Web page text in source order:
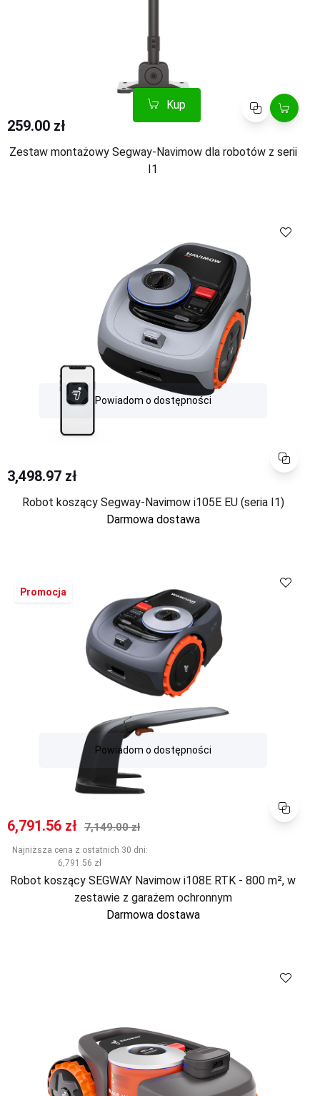
Kup Porównaj
259.00 zł
Zestaw montażowy Segway-Navimow dla robotów z serii
I1
Porównaj
Powiadom o dostępności
3,498.97 zł
Robot koszący Segway-Navimow i105E EU (seria I1)
Darmowa dostawa
Porównaj
Powiadom o dostępności
Promocja
Cena promocyjna
6,791.56 zł Normalna cena
7,149.00 zł
Najniższa cena z ostatnich 30 dni:
6,791.56 zł
Robot koszący SEGWAY Navimow i108E RTK - 800 m², w
zestawie z garażem ochronnym
Darmowa dostawa